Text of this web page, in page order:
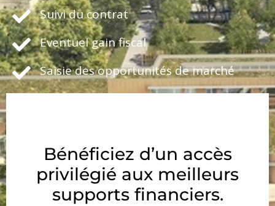
Suivi du contrat
Eventuel gain fiscal
Saisie des opportunités de marché
Bénéficiez d’un accès
privilégié aux meilleurs
supports financiers.